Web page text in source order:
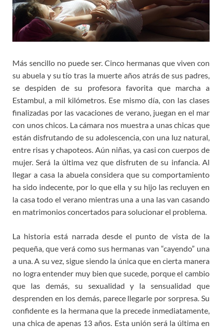
Más sencillo no puede ser. Cinco hermanas que viven con
su abuela y su tío tras la muerte años atrás de sus padres,
se despiden de su profesora favorita que marcha a
Estambul, a mil kilómetros. Ese mismo día, con las clases
finalizadas por las vacaciones de verano, juegan en el mar
con unos chicos. La cámara nos muestra a unas chicas que
están disfrutando de su adolescencia, con una luz natural,
entre risas y chapoteos. Aún niñas, ya casi con cuerpos de
mujer. Será la última vez que disfruten de su infancia. Al
llegar a casa la abuela considera que su comportamiento
ha sido indecente, por lo que ella y su hijo las recluyen en
la casa todo el verano mientras una a una las van casando
en matrimonios concertados para solucionar el problema.
La historia está narrada desde el punto de vista de la
pequeña, que verá como sus hermanas van “cayendo” una
a una. A su vez, sigue siendo la única que en cierta manera
no logra entender muy bien que sucede, porque el cambio
que las demás, su sexualidad y la sensualidad que
desprenden en los demás, parece llegarle por sorpresa. Su
confidente es la hermana que la precede inmediatamente,
una chica de apenas 13 años. Esta unión será la última en